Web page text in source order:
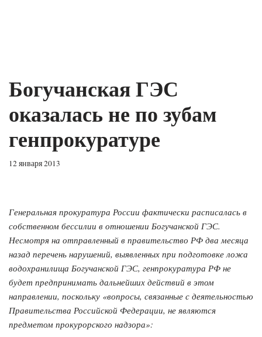
Богучанская ГЭС
оказалась не по зубам
генпрокуратуре
12 января 2013
Генеральная прокуратура России фактически расписалась в
собственном бессилии в отношении Богучанской ГЭС.
Несмотря на отправленный в правительство РФ два месяца
назад перечень нарушений, выявленных при подготовке ложа
водохранилища Богучанской ГЭС, генпрокуратура РФ не
будет предпринимать дальнейших действий в этом
направлении, поскольку «вопросы, связанные с деятельностью
Правительства Российской Федерации, не являются
предметом прокурорского надзора»: